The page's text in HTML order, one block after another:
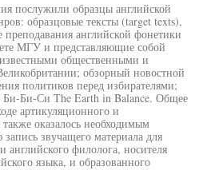
послужили образцы английской
образцовые тексты (target texts),
английской фонетики
МГУ и представляющие собой
общественными и
обзорный новостной
политиков перед избирателями;
Би-Би-Си The Earth in Balance. Общее
артикуляционного и
оказалось необходимым
звучащего материала для
английского филолога, носителя
языка, и образованного